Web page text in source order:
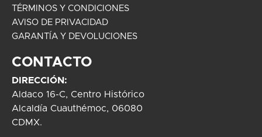
TÉRMINOS Y CONDICIONES
AVISO DE PRIVACIDAD
GARANTÍA Y DEVOLUCIONES
CONTACTO
DIRECCIÓN:
Aldaco 16-C, Centro Histórico
Alcaldía Cuauthémoc, 06080
CDMX.